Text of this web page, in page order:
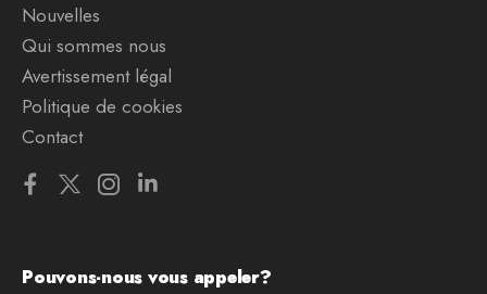
Nouvelles
Qui sommes nous
Avertissement légal
Politique de cookies
Contact
Pouvons-nous vous appeler?